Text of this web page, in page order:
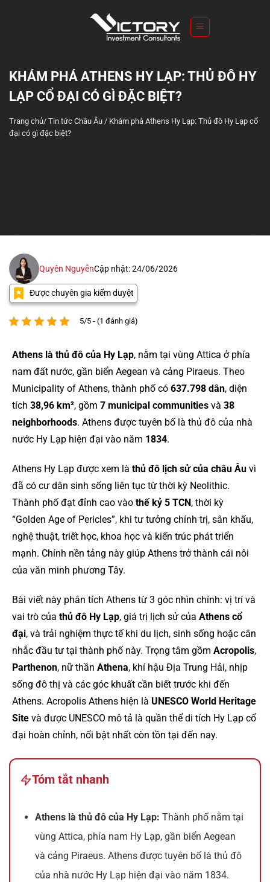
KHÁM PHÁ ATHENS HY LẠP: THỦ ĐÔ HY
LẠP CỔ ĐẠI CÓ GÌ ĐẶC BIỆT?
Trang chủ/ Tin tức Châu Âu / Khám phá Athens Hy Lạp: Thủ đô Hy Lạp cổ
đại có gì đặc biệt?
Quyên NguyễnCập nhật: 24/06/2026
Được chuyên gia kiểm duyệt
5/5 - (1 đánh giá)
Athens là thủ đô của Hy Lạp, nằm tại vùng Attica ở phía
nam đất nước, gần biển Aegean và cảng Piraeus. Theo
Municipality of Athens, thành phố có 637.798 dân, diện
tích 38,96 km², gồm 7 municipal communities và 38
neighborhoods. Athens được tuyên bố là thủ đô của nhà
nước Hy Lạp hiện đại vào năm 1834.
Athens Hy Lạp được xem là thủ đô lịch sử của châu Âu vì
đã có cư dân sinh sống liên tục từ thời kỳ Neolithic.
Thành phố đạt đỉnh cao vào thế kỷ 5 TCN, thời kỳ
“Golden Age of Pericles”, khi tư tưởng chính trị, sân khấu,
nghệ thuật, triết học, khoa học và kiến trúc phát triển
mạnh. Chính nền tảng này giúp Athens trở thành cái nôi
của văn minh phương Tây.
Bài viết này phân tích Athens từ 3 góc nhìn chính: vị trí và
vai trò của thủ đô Hy Lạp, giá trị lịch sử của Athens cổ
đại, và trải nghiệm thực tế khi du lịch, sinh sống hoặc cân
nhắc đầu tư tại thành phố này. Trọng tâm gồm Acropolis,
Parthenon, nữ thần Athena, khí hậu Địa Trung Hải, nhịp
sống đô thị và các góc khuất cần biết trước khi đến
Athens. Acropolis Athens hiện là UNESCO World Heritage
Site và được UNESCO mô tả là quần thể di tích Hy Lạp cổ
đại hoàn chỉnh, nổi bật nhất còn tồn tại đến nay.
Tóm tắt nhanh
Athens là thủ đô của Hy Lạp: Thành phố nằm tại
vùng Attica, phía nam Hy Lạp, gần biển Aegean
và cảng Piraeus. Athens được tuyên bố là thủ đô
của nhà nước Hy Lạp hiện đại vào năm 1834.